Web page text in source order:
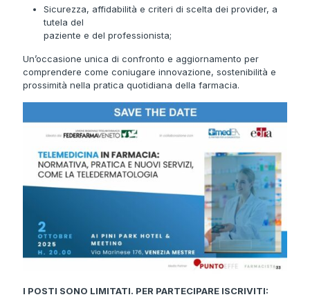
Sicurezza, affidabilità e criteri di scelta dei provider, a
tutela del
paziente e del professionista;
Un’occasione unica di confronto e aggiornamento per
comprendere come coniugare innovazione, sostenibilità e
prossimità nella pratica quotidiana della farmacia.
I POSTI SONO LIMITATI. PER PARTECIPARE ISCRIVITI: